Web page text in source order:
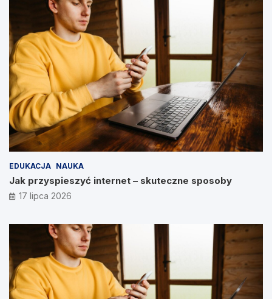
EDUKACJA NAUKA
Jak przyspieszyć internet – skuteczne sposoby
17 lipca 2026